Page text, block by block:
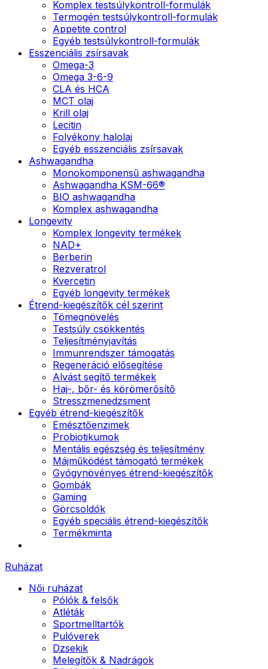
Komplex testsúlykontroll-formulák
Termogén testsúlykontroll-formulák
Appetite control
Egyéb testsúlykontroll-formulák
Esszenciális zsírsavak
Omega-3
Omega 3-6-9
CLA és HCA
MCT olaj
Krill olaj
Lecitin
Folyékony halolaj
Egyéb esszenciális zsírsavak
Ashwagandha
Monokomponensű ashwagandha
Ashwagandha KSM-66®
BIO ashwagandha
Komplex ashwagandha
Longevity
Komplex longevity termékek
NAD+
Berberin
Rezveratrol
Kvercetin
Egyéb longevity termékek
Étrend-kiegészítők cél szerint
Tömegnövelés
Testsúly csökkentés
Teljesítményjavítás
Immunrendszer támogatás
Regeneráció elősegítése
Alvást segítő termékek
Haj-, bőr- és körömerősítő
Stresszmenedzsment
Egyéb étrend-kiegészítők
Emésztőenzimek
Probiotikumok
Mentális egészség és teljesítmény
Májműködést támogató termékek
Gyógynövényes étrend-kiegészítők
Gombák
Gaming
Görcsoldók
Egyéb speciális étrend-kiegészítők
Termékminta
Ruházat
Női ruházat
Pólók & felsők
Atléták
Sportmelltartók
Pulóverek
Dzsekik
Melegítők & Nadrágok